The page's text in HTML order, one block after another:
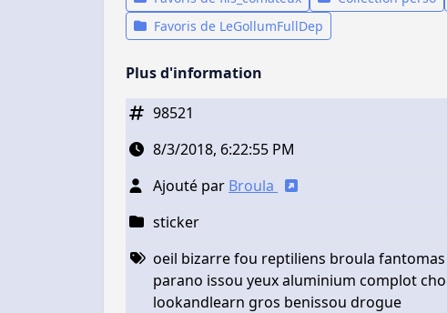
Favoris de LeGollumFullDep
Plus d'information
98521
8/3/2018, 6:22:55 PM
Ajouté par Broula
sticker
oeil bizarre fou reptiliens broula
parano issou yeux aluminium complot
lookandlearn gros benissou drogue